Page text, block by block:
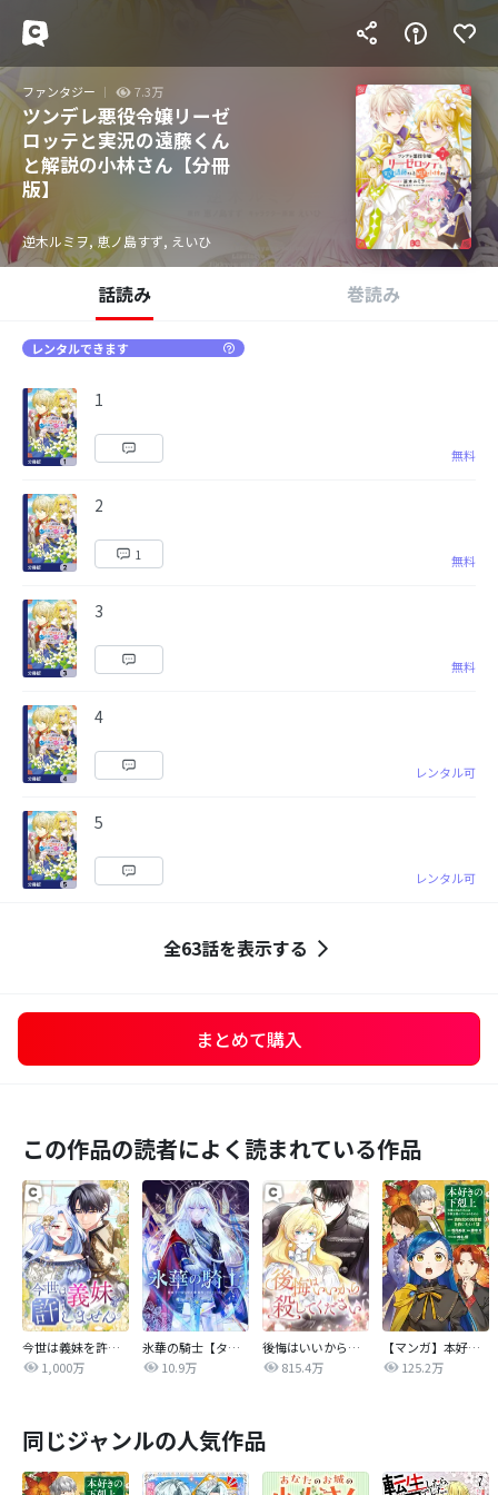
ファンタジー 7.3万
ツンデレ悪役令嬢リーゼ
ロッテと実況の遠藤くん
と解説の小林さん【分冊
版】
逆木ルミヲ, 恵ノ島すず, えいひ
話読み 巻読み
レンタルできます
1
無料
2
1 無料
3
無料
4
レンタル可
5
レンタル可
全63話を表示する
まとめて購入
この作品の読者によく読まれている作品
今世は義妹を許しません
1,000万
氷華の騎士【タテヨミ】
10.9万
後悔はいいから殺してください
815.4万
【マンガ】本好きの下剋上 第四部
125.2万
同じジャンルの人気作品